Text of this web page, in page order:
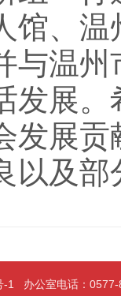
馆、
与温
发展
发展
以及
-1 办公室电话：